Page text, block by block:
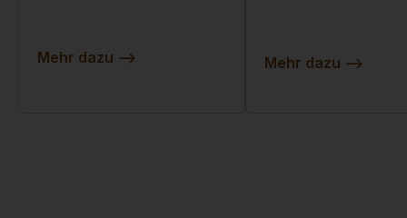
Mehr dazu --> Mehr dazu -->